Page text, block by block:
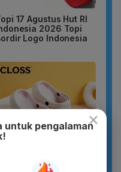
17 Agustus Hut RI
2026 Topi
Logo Indonesia
×
untuk pengalaman